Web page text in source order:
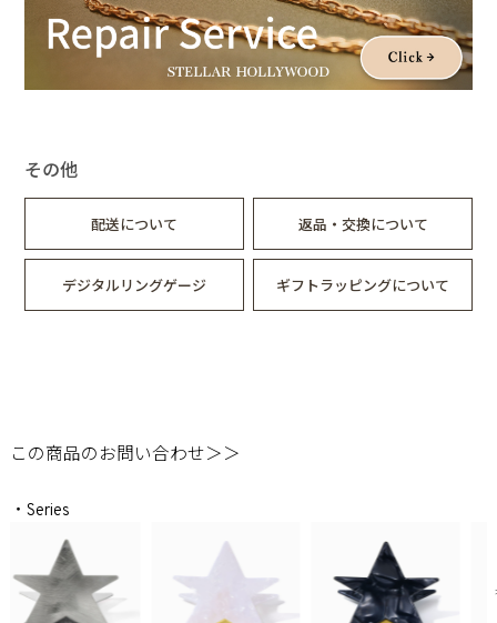
その他
配送について 返品・交換について
デジタルリングゲージ ギフトラッピングについて
この商品のお問い合わせ＞＞
・Series